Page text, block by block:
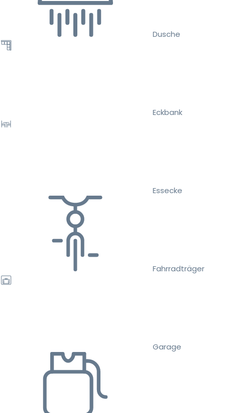
Dusche
Eckbank
Essecke
Fahrradträger
Garage